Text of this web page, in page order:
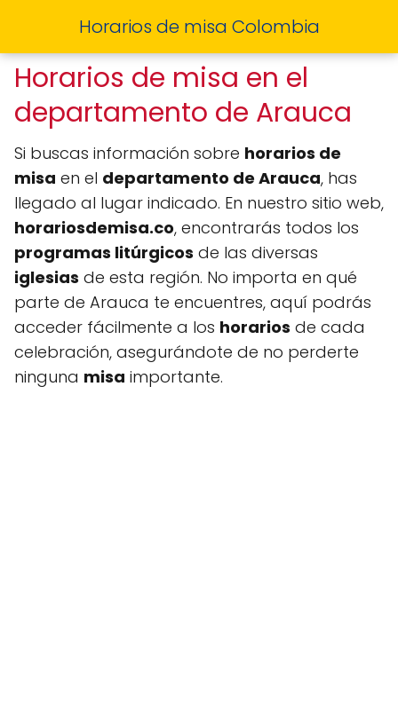
Horarios de misa Colombia
Horarios de misa en el
departamento de Arauca
Si buscas información sobre horarios de
misa en el departamento de Arauca, has
llegado al lugar indicado. En nuestro sitio web,
horariosdemisa.co, encontrarás todos los
programas litúrgicos de las diversas
iglesias de esta región. No importa en qué
parte de Arauca te encuentres, aquí podrás
acceder fácilmente a los horarios de cada
celebración, asegurándote de no perderte
ninguna misa importante.